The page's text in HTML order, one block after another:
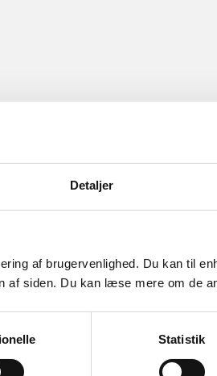
Detaljer
af brugervenlighed. Du kan til
af siden. Du kan læse mere om de
Statistik